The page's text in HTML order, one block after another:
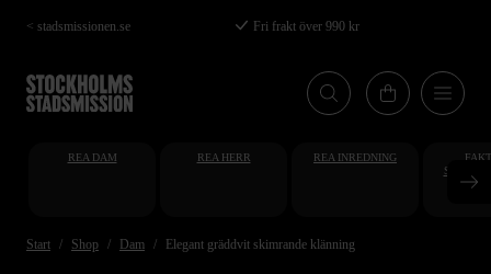
Hoppa
till
huvudinnehåll
< stadsmissionen.se Fri frakt över 990 kr
REA DAM REA HERR REA INREDNING
Start Shop Dam Elegant gräddvit skimrande klänning